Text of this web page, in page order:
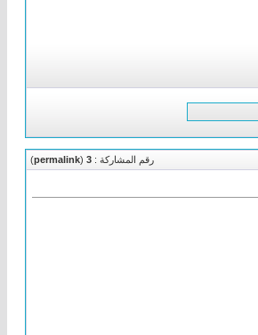
رقم المشاركة : 3
(
permalink
)